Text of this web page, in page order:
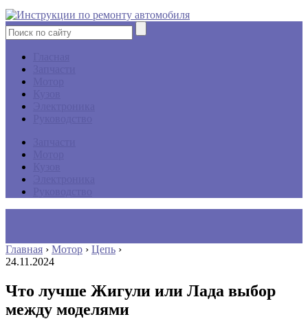
Главная › Мотор › Цепь ›
24.11.2024
Что лучше Жигули или Лада выбор
между моделями